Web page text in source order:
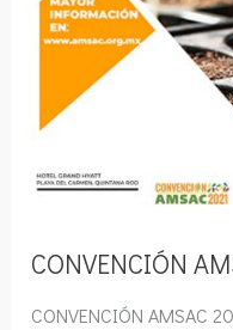
CONVENCIÓN
CONVENCIÓN AMSAC